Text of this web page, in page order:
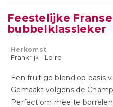
Feestelijke Franse
bubbelklassieker
Herkomst
Frankrijk - Loire
Een fruitige blend op basis
Gemaakt volgens de
Perfect om mee te